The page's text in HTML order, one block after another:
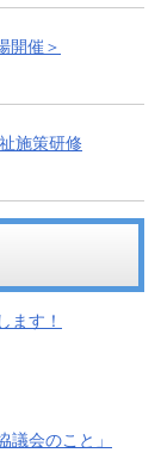
開催＞
施策研修
ます！
会のこと」